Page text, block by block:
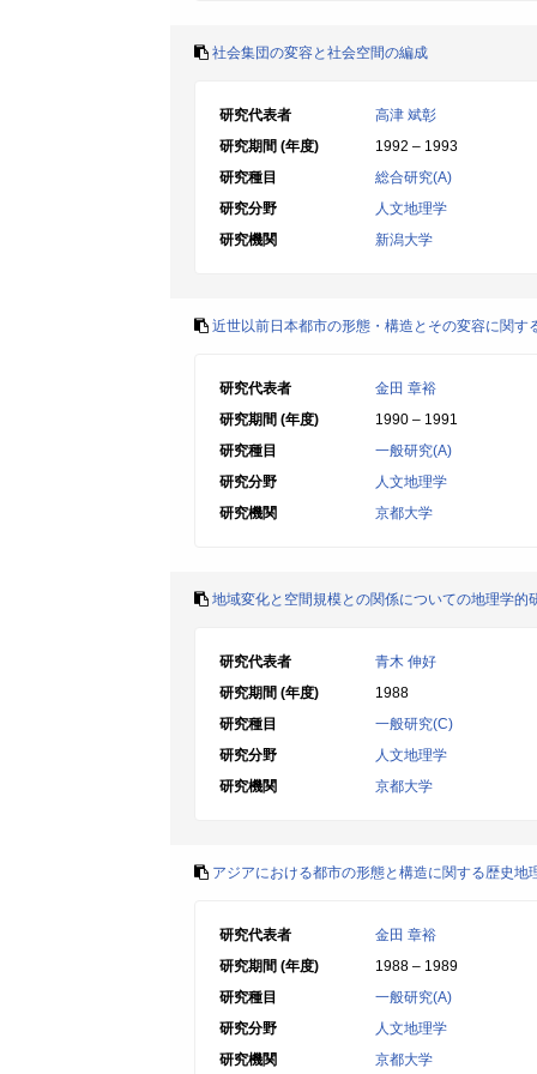
社会集団の変容と社会空間の編成
研究代表者
高津 斌彰
研究期間 (年度)
1992 – 1993
研究種目
総合研究(A)
研究分野
人文地理学
研究機関
新潟大学
近世以前日本都市の形態・構造とその変容に関す
研究代表者
金田 章裕
研究期間 (年度)
1990 – 1991
研究種目
一般研究(A)
研究分野
人文地理学
研究機関
京都大学
地域変化と空間規模との関係についての地理学的
研究代表者
青木 伸好
研究期間 (年度)
1988
研究種目
一般研究(C)
研究分野
人文地理学
研究機関
京都大学
アジアにおける都市の形態と構造に関する歴史地
研究代表者
金田 章裕
研究期間 (年度)
1988 – 1989
研究種目
一般研究(A)
研究分野
人文地理学
研究機関
京都大学